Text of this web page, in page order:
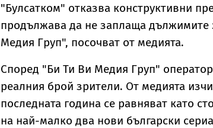
"Булсатком" отказва конструктивни
продължава да не заплаща дължимите
Медия Груп", посочват от медията.
Според "Би Ти Ви Медия Груп"
реалния брой зрители. От медията
последната година се равняват като
на най-малко два нови български